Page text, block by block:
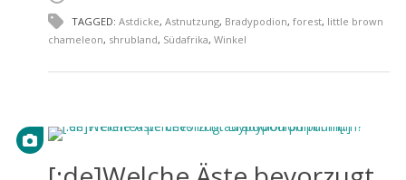
TAGGED: Astdicke, Astnutzung, Bradypodion, forest, little brown
chameleon, shrubland, Südafrika, Winkel